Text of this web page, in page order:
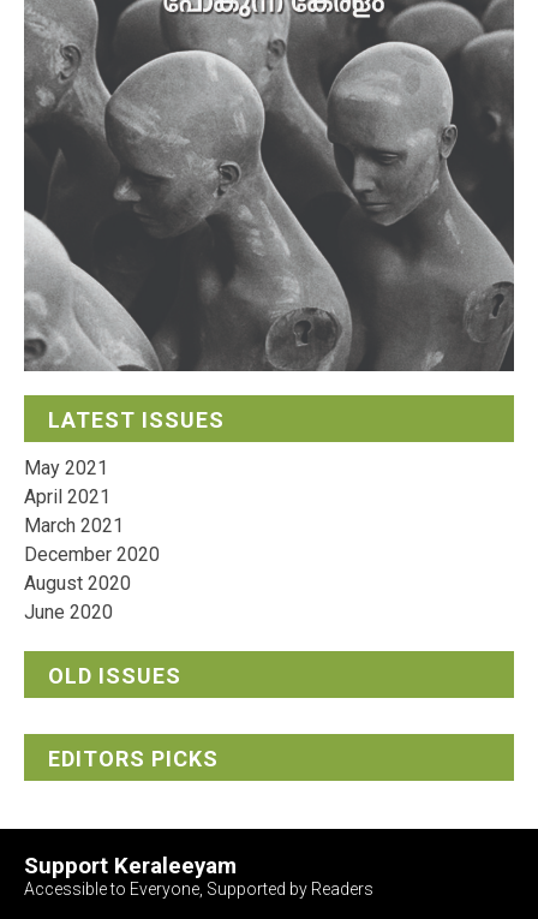
LATEST ISSUES
May 2021
April 2021
March 2021
December 2020
August 2020
June 2020
OLD ISSUES
EDITORS PICKS
Support Keraleeyam
Accessible to Everyone, Supported by Readers